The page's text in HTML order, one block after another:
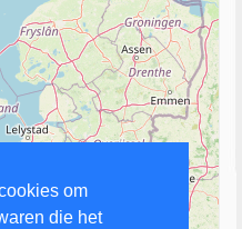
om
die het